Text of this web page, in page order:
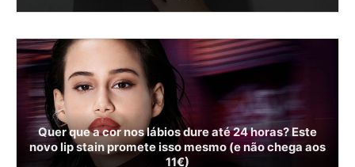
Quer que a cor nos lábios dure até 24 horas? Este
novo lip stain promete isso mesmo (e não chega aos
11€)